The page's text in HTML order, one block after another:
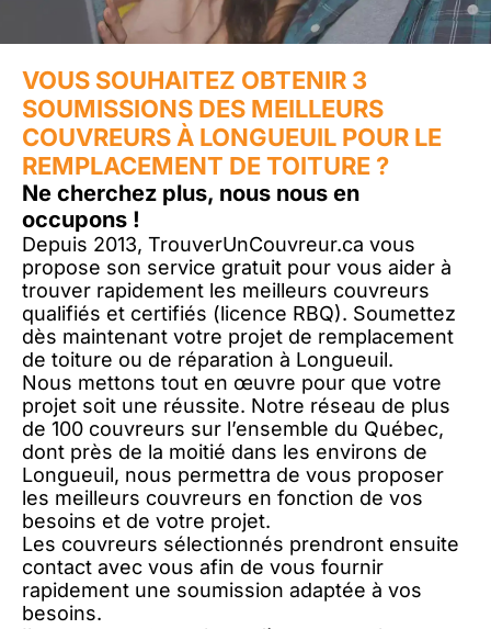
VOUS SOUHAITEZ OBTENIR 3
SOUMISSIONS DES MEILLEURS
COUVREURS À LONGUEUIL POUR LE
REMPLACEMENT DE TOITURE ?
Ne cherchez plus, nous nous en
occupons !
Depuis 2013, TrouverUnCouvreur.ca vous
propose son service gratuit pour vous aider à
trouver rapidement les meilleurs couvreurs
qualifiés et certifiés (licence RBQ). Soumettez
dès maintenant votre projet de remplacement
de toiture ou de réparation à Longueuil.
Nous mettons tout en œuvre pour que votre
projet soit une réussite. Notre réseau de plus
de 100 couvreurs sur l’ensemble du Québec,
dont près de la moitié dans les environs de
Longueuil, nous permettra de vous proposer
les meilleurs couvreurs en fonction de vos
besoins et de votre projet.
Les couvreurs sélectionnés prendront ensuite
contact avec vous afin de vous fournir
rapidement une soumission adaptée à vos
besoins.